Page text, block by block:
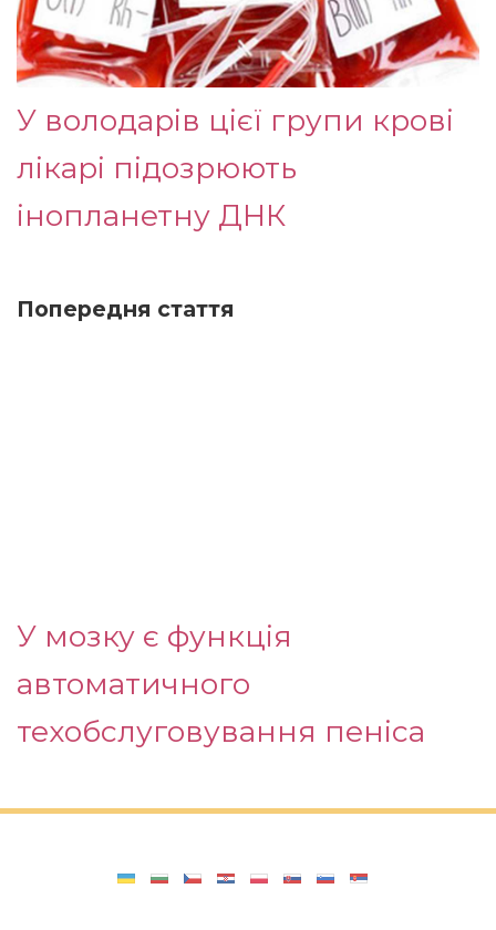
У володарів цієї групи крові
лікарі підозрюють
інопланетну ДНК
Попередня стаття
У мозку є функція
автоматичного
техобслуговування пеніса